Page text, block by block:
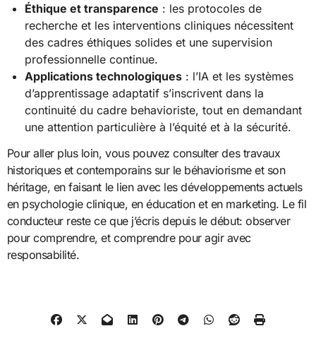
Éthique et transparence : les protocoles de
recherche et les interventions cliniques nécessitent
des cadres éthiques solides et une supervision
professionnelle continue.
Applications technologiques : l’IA et les systèmes
d’apprentissage adaptatif s’inscrivent dans la
continuité du cadre behavioriste, tout en demandant
une attention particulière à l’équité et à la sécurité.
Pour aller plus loin, vous pouvez consulter des travaux
historiques et contemporains sur le béhaviorisme et son
héritage, en faisant le lien avec les développements actuels
en psychologie clinique, en éducation et en marketing. Le fil
conducteur reste ce que j’écris depuis le début: observer
pour comprendre, et comprendre pour agir avec
responsabilité.